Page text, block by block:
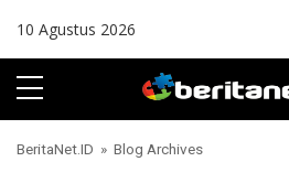
10 Agustus 2026
BeritaNet.ID » Blog Archives